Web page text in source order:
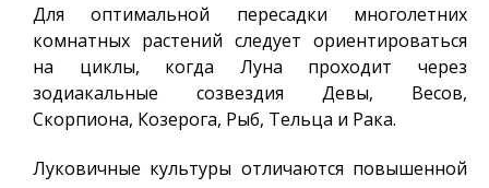
Для оптимальной пересадки многолетних
комнатных растений следует ориентироваться
на циклы, когда Луна проходит через
зодиакальные созвездия Девы, Весов,
Скорпиона, Козерога, Рыб, Тельца и Рака.
Луковичные культуры отличаются повышенной